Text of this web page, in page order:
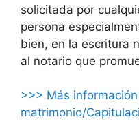
solicitada por
persona
bien, en la escritura
al notario que
>>> Más
matrimonio/